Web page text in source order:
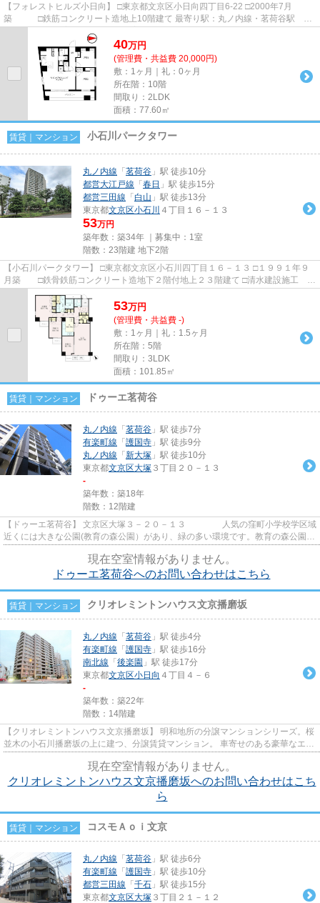
【フォレストヒルズ小日向】 □東京都文京区小日向四丁目6-22 □2000年7月
築 □鉄筋コンクリート造地上10階建て 最寄り駅：丸ノ内線・茗荷谷駅 徒
40万円
(管理費・共益費 20,000円)
敷：1ヶ月｜礼：0ヶ月
所在階：10階
間取り：2LDK
面積：77.60㎡
賃貸｜マンション 小石川パークタワー
丸ノ内線 「 茗荷谷 」駅 徒歩10分
都営大江戸線 「 春日 」駅 徒歩15分
都営三田線 「 白山 」駅 徒歩13分
東京都文京区小石川 ４丁目１６－１３
53万円
築年数：築34年 ｜募集中： 1室
階数：23階建 地下2階
【小石川パークタワー】 □東京都文京区小石川四丁目１６－１３ □１９９１年９
月築 □鉄骨鉄筋コンクリート造地下２階付地上２３階建て □清水建設施工
53万円
(管理費・共益費 -)
敷：1ヶ月｜礼：1.5ヶ月
所在階：5階
間取り：3LDK
面積：101.85㎡
賃貸｜マンション ドゥーエ茗荷谷
丸ノ内線 「 茗荷谷 」駅 徒歩7分
有楽町線 「 護国寺 」駅 徒歩9分
丸ノ内線 「 新大塚 」駅 徒歩10分
東京都文京区大塚 ３丁目２０－１３
-
築年数：築18年
階数：12階建
【ドゥーエ茗荷谷】 文京区大塚３－２０－１３ 人気の窪町小学校学区域
近くには大きな公園(教育の森公園）があり、緑の多い環境です。教育の森公園の
現在空室情報がありません。
ドゥーエ茗荷谷へのお問い合わせはこちら
賃貸｜マンション クリオレミントンハウス文京播磨坂
丸ノ内線 「 茗荷谷 」駅 徒歩4分
有楽町線 「 護国寺 」駅 徒歩16分
南北線 「 後楽園 」駅 徒歩17分
東京都文京区小日向 ４丁目４－６
-
築年数：築22年
階数：14階建
【クリオレミントンハウス文京播磨坂】 明和地所の分譲マンションシリーズ。桜
並木の小石川播磨坂の上に建つ、分譲賃貸マンション。 車寄せのある豪華なエン
現在空室情報がありません。
クリオレミントンハウス文京播磨坂へのお問い合わせはこち
ら
賃貸｜マンション コスモＡｏｉ文京
丸ノ内線 「 茗荷谷 」駅 徒歩6分
有楽町線 「 護国寺 」駅 徒歩10分
都営三田線 「 千石 」駅 徒歩15分
東京都文京区大塚 ３丁目２１－１２